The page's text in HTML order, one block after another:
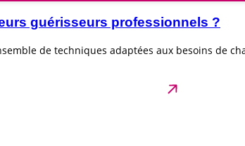
guérisseurs professionnels ?
de techniques adaptées aux besoins de